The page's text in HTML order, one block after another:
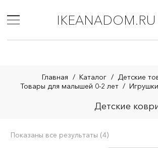
IKEANADOM.RU
Главная / Каталог / Детские
Товары для малышей 0-2 лет /
Детские
Показаны все результаты (4)